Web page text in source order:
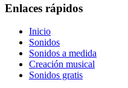
Enlaces rápidos
Inicio
Sonidos
Sonidos a medida
Creación musical
Sonidos gratis